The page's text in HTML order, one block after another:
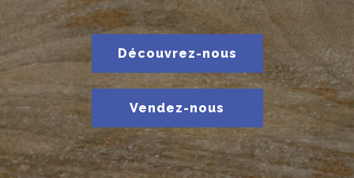
Découvrez-nous
Vendez-nous